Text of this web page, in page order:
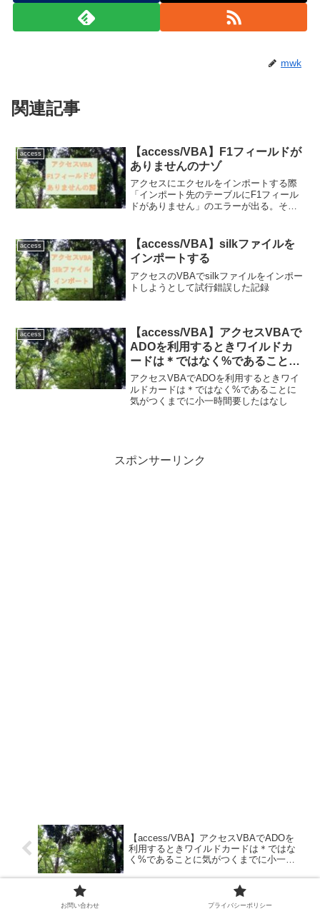
mwk
関連記事
access
【access/VBA】F1フィールドが
ありませんのナゾ
アクセスにエクセルをインポートする際
「インポート先のテーブルにF1フィール
ドがありません」のエラーが出る。その
access
【access/VBA】silkファイルを
インポートする
アクセスのVBAでsilkファイルをインポー
トしようとして試行錯誤した記録
access
【access/VBA】アクセスVBAで
ADOを利用するときワイルドカ
ードは＊ではなく%であることに
気がつくまでに小一時間要した×
２
アクセスVBAでADOを利用するときワイ
ルドカードは＊ではなく%であることに
気がつくまでに小一時間要したはなし
スポンサーリンク
【access/VBA】アクセスVBAでADOを
利用するときワイルドカードは＊ではな
く%であることに気がつくまでに小一時
【基本情報技術者】公開鍵、秘密鍵、暗
お問い合わせ プライバシーポリシー